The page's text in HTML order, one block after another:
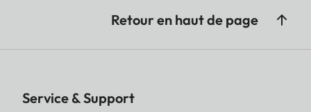
Retour en haut de page
Service & Support